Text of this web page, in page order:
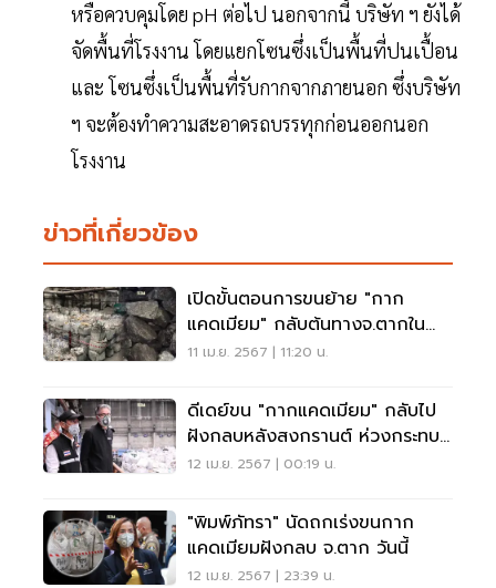
หรือควบคุมโดย pH ต่อไป นอกจากนี้ บริษัท ฯ ยังได้
จัดพื้นที่โรงงาน โดยแยกโซนซึ่งเป็นพื้นที่ปนเปื้อน
และ โซนซึ่งเป็นพื้นที่รับกากจากภายนอก ซึ่งบริษัท
ฯ จะต้องทำความสะอาดรถบรรทุกก่อนออกนอก
โรงงาน
ข่าวที่เกี่ยวข้อง
เปิดขั้นตอนการขนย้าย "กาก
แคดเมียม" กลับต้นทางจ.ตากใน
30 เม.ย.
11 เม.ย. 2567 | 11:20 น.
ดีเดย์ขน "กากแคดเมียม" กลับไป
ฝังกลบหลังสงกรานต์ ห่วงกระทบ
ประชาชนเดินทาง
12 เม.ย. 2567 | 00:19 น.
"พิมพ์ภัทรา" นัดถกเร่งขนกาก
แคดเมียมฝังกลบ จ.ตาก วันนี้
12 เม.ย. 2567 | 23:39 น.